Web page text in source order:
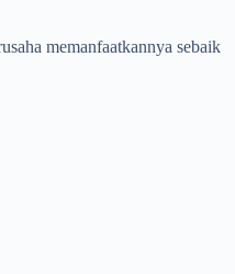
memanfaatkannya sebaik